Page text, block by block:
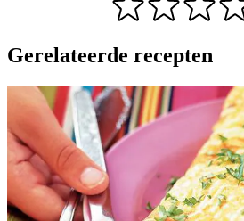
Gerelateerde recepten